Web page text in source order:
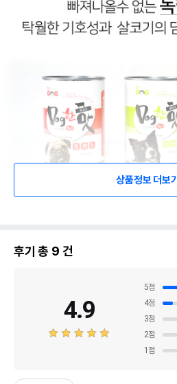
상품정보 더보기
후기 총 9 건
4.9
5점
4점
3점
2점
1 점